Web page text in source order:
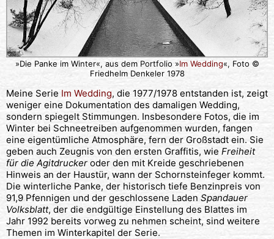
»Die Panke im Winter«, aus dem Portfolio »Im Wedding«, Foto ©
Friedhelm Denkeler 1978
Meine Serie Im Wedding, die 1977/1978 entstanden ist, zeigt
weniger eine Dokumentation des damaligen Wedding,
sondern spiegelt Stimmungen. Insbesondere Fotos, die im
Winter bei Schneetreiben aufgenommen wurden, fangen
eine eigentümliche Atmosphäre, fern der Großstadt ein. Sie
geben auch Zeugnis von den ersten Graffitis, wie Freiheit
für die Agitdrucker oder den mit Kreide geschriebenen
Hinweis an der Haustür, wann der Schornsteinfeger kommt.
Die winterliche Panke, der historisch tiefe Benzinpreis von
91,9 Pfennigen und der geschlossene Laden Spandauer
Volksblatt, der die endgültige Einstellung des Blattes im
Jahr 1992 bereits vorweg zu nehmen scheint, sind weitere
Themen im Winterkapitel der Serie.